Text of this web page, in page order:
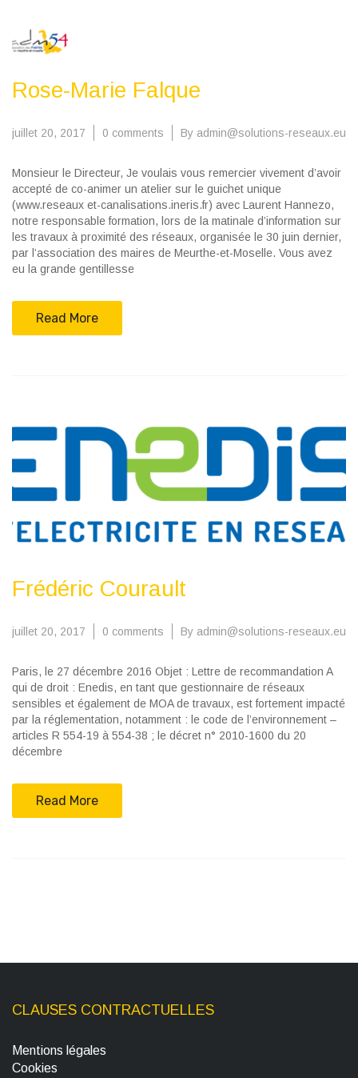
Rose-Marie Falque
juillet 20, 2017 0 comments By admin@solutions-reseaux.eu
Monsieur le Directeur, Je voulais vous remercier vivement d’avoir
accepté de co-animer un atelier sur le guichet unique
(www.reseaux­ et-canalisations.ineris.fr) avec Laurent Hannezo,
notre responsable formation, lors de la matinale d’information sur
les travaux à proximité des réseaux, organisée le 30 juin dernier,
par l’association des maires de Meurthe-et-Moselle. Vous avez
eu la grande gentillesse
Read More
Frédéric Courault
juillet 20, 2017 0 comments By admin@solutions-reseaux.eu
Paris, le 27 décembre 2016 Objet : Lettre de recommandation A
qui de droit : Enedis, en tant que gestionnaire de réseaux
sensibles et également de MOA de travaux, est fortement impacté
par la réglementation, notamment : le code de l’environnement –
articles R 554-19 à 554-38 ; le décret n° 2010-1600 du 20
décembre
Read More
CLAUSES CONTRACTUELLES
Mentions légales
Cookies